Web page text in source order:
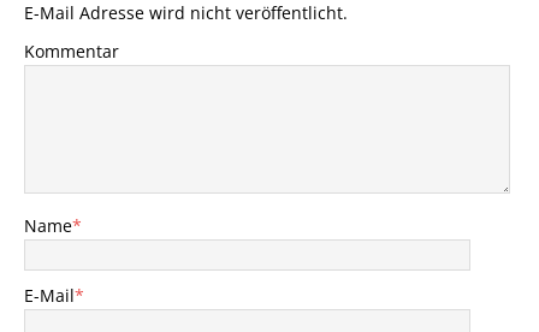
E-Mail Adresse wird nicht veröffentlicht.
Kommentar
Name*
E-Mail*